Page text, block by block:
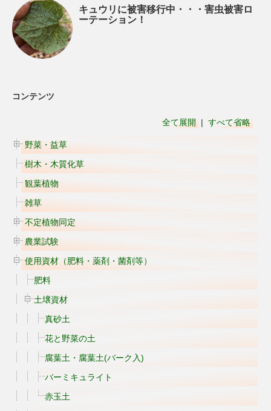
キュウリに被害移行中・・・害虫被害ロ
ーテーション！
コンテンツ
全て展開 | すべて省略
野菜・益草
樹木・木質化草
観葉植物
雑草
不定植物同定
農業試験
使用資材（肥料・薬剤・菌剤等）
肥料
土壌資材
真砂土
花と野菜の土
腐葉土・腐葉土(バーク入)
バーミキュライト
赤玉土